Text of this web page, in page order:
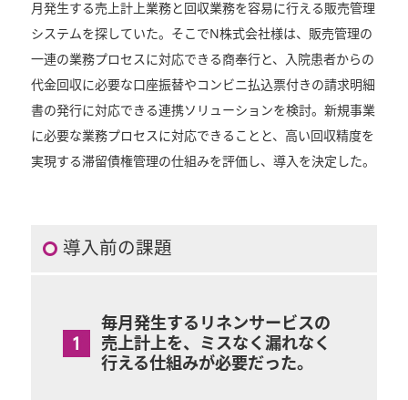
月発生する売上計上業務と回収業務を容易に行える販売管理
システムを探していた。そこでN株式会社様は、販売管理の
一連の業務プロセスに対応できる商奉行と、入院患者からの
代金回収に必要な口座振替やコンビニ払込票付きの請求明細
書の発行に対応できる連携ソリューションを検討。新規事業
に必要な業務プロセスに対応できることと、高い回収精度を
実現する滞留債権管理の仕組みを評価し、導入を決定した。
導入前の課題
毎月発生するリネンサービスの
売上計上を、ミスなく漏れなく
行える仕組みが必要だった。